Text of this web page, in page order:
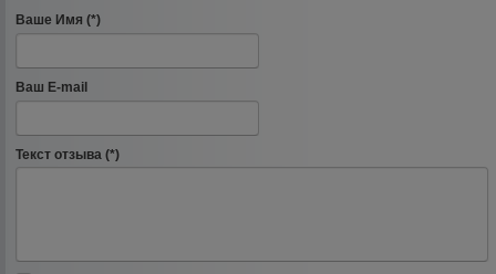
Ваше Имя (*)
Ваш E-mail
Текст отзыва (*)